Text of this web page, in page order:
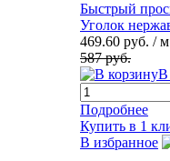
Быстрый
Уголок
469.60 руб. / м
587 руб.
В
Подробнее
Купить в 1
В избранное